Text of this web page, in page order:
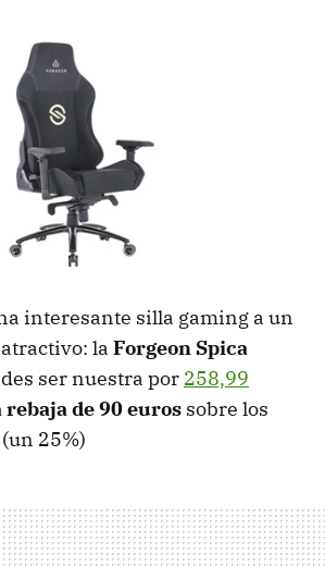
interesante silla gaming a un
la Forgeon Spica
ser nuestra por 258,99
rebaja de 90 euros sobre los
25%)